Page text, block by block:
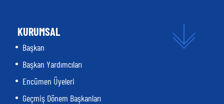
KURUMSAL
Başkan
Başkan Yardımcıları
Encümen Üyeleri
Geçmiş Dönem Başkanları